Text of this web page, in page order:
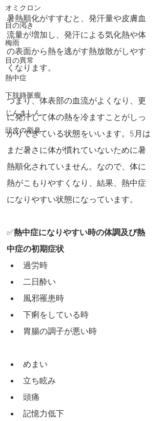
オミクロン
目の渇き
梅雨
目の異常
熱中症
下肢静脈瘤
じんましん
頭皮の脂臭
暑熱順化がすすむと、発汗量や皮膚血
流量が増加し、発汗による気化熱や体
の表面から熱を逃がす熱放散がしやす
くなります。
つまり、体表部の血流がよくなり、更
に発汗して体の熱を冷ますことがしっ
かりできている状態をいいます。5月は
まだ暑さに体が慣れていないために暑
熱順化されていません。なので、体に
熱がこもりやすくなり、結果、熱中症
になりやすい状態になっています。
✅熱中症になりやすい時の体調及び熱
中症の初期症状
過労時
二日酔い
風邪罹患時
下痢をしている時
胃腸の調子が悪い時
めまい
立ち眩み
頭痛
記憶力低下